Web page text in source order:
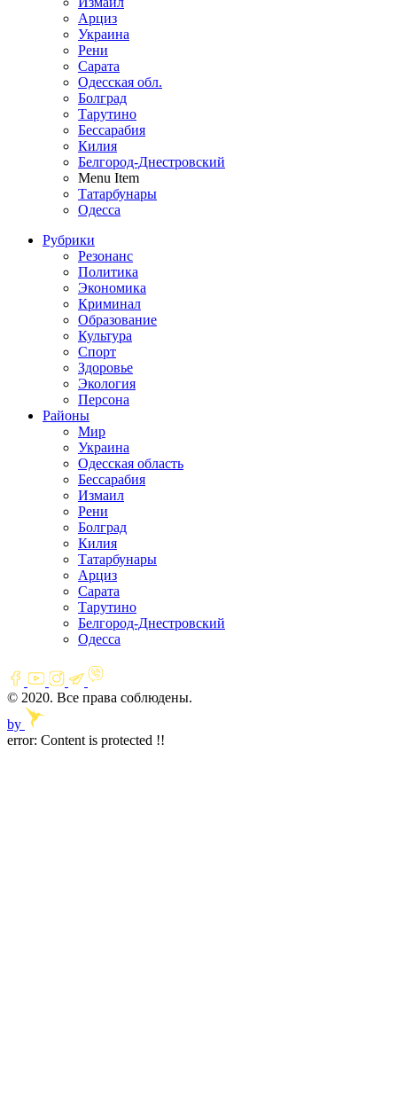
Арциз
Украина
Рени
Сарата
Одесская обл.
Болград
Тарутино
Бессарабия
Килия
Белгород-Днестровский
Menu Item
Татарбунары
Одесса
Рубрики
Резонанс
Политика
Экономика
Криминал
Образование
Культура
Спорт
Здоровье
Экология
Персона
Районы
Мир
Украина
Одесская область
Бессарабия
Измаил
Рени
Болград
Килия
Татарбунары
Арциз
Сарата
Тарутино
Белгород-Днестровский
Одесса
© 2020. Все права соблюдены.
by
error: Content is protected !!